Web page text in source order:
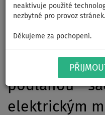
neaktivuje použité
nezbytné pro provoz stránek.
Děkujeme za pochopení.
Člun
B370AL sea
nafukovací
podlahou -
elektrickým